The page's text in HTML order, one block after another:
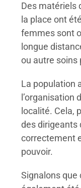
Des matériels
la place ont
femmes sont
longue
ou autre soins
La population
l’organisation
localité. Cela,
des dirigeants
correctement
pouvoir.
Signalons que